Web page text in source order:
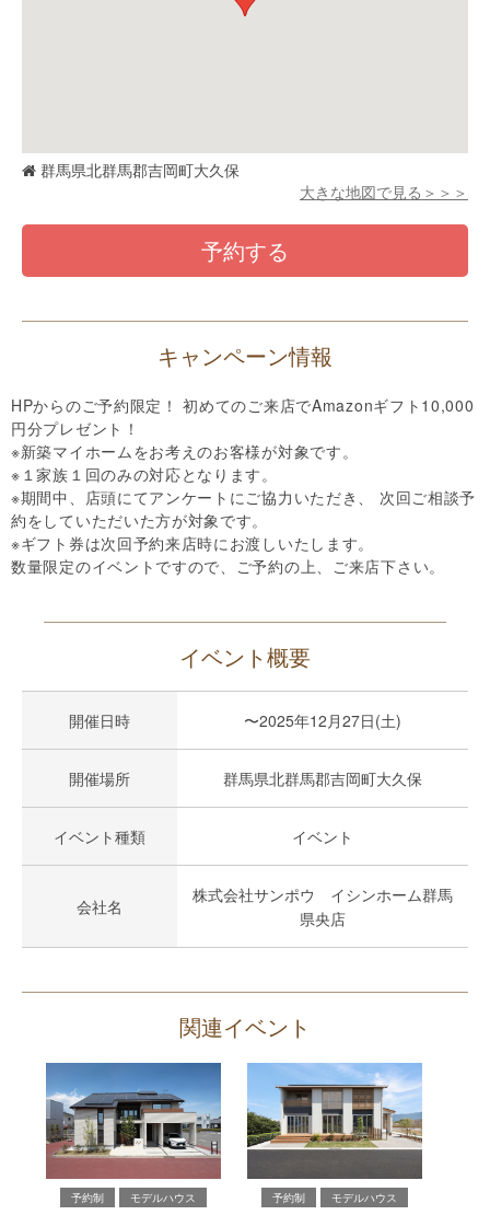
群馬県北群馬郡吉岡町大久保
大きな地図で見る＞＞＞
予約する
キャンペーン情報
HPからのご予約限定！ 初めてのご来店でAmazonギフト10,000
円分プレゼント！
※新築マイホームをお考えのお客様が対象です。
※１家族１回のみの対応となります。
※期間中、店頭にてアンケートにご協力いただき、 次回ご相談予
約をしていただいた方が対象です。
※ギフト券は次回予約来店時にお渡しいたします。
数量限定のイベントですので、ご予約の上、ご来店下さい。
イベント概要
開催日時 〜2025年12月27日(土)
開催場所 群馬県北群馬郡吉岡町大久保
イベント種類 イベント
会社名
株式会社サンポウ イシンホーム群馬
県央店
関連イベント
予約制 モデルハウス 予約制 モデルハウス